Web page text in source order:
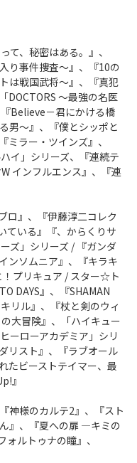
て、秘密はある。』、
り事件捜査～』、『10の
は戦国武将～』、『真犯
DOCTORS ～最強の名医
Believe－君にかける橋
男～』、『僕とシッポと
ミラー・ツインズ』、
イ」シリーズ、『連続テ
インフルエンス』、『連
ロ』、『伊藤淳二コレク
ている』『、からくりサ
ズ」シリーズ / 『ガンダ
ンソムニア』、『キラキ
プリキュア / スター☆ト
DAYS』、『SHAMAN
リル』、『杖と剣のウィ
大冒険』、「ハイキュー
ーローアカデミア」シリ
リスト』、『ラブオール
たビーストテイマー、最
』
神様のカルテ2』、『スト
』、『夏への扉 ―キミの
ルトゥナの瞳』、